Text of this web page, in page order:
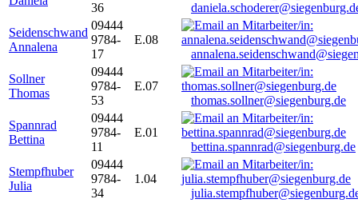
36
Seidenschwand
Annalena
09444
9784-
17
E.08
Sollner
Thomas
09444
9784-
53
E.07
thomas.sollner@siegenburg.de
Spannrad
Bettina
09444
9784-
11
E.01
bettina.spannrad@siegenburg.de
Stempfhuber
Julia
09444
9784-
34
1.04